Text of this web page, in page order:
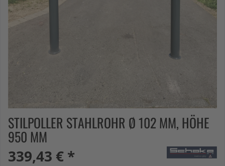
STILPOLLER STAHLROHR Ø 102 MM, HÖHE
950 MM
339,43 € *